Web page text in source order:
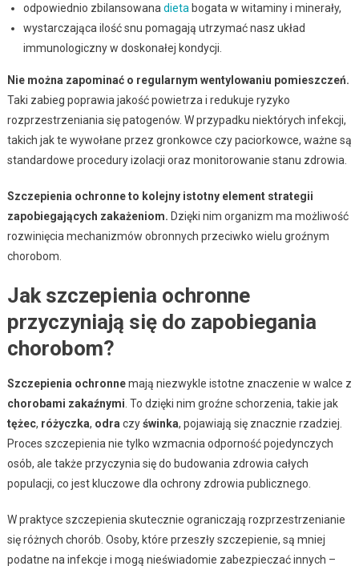
odpowiednio zbilansowana dieta bogata w witaminy i minerały,
wystarczająca ilość snu pomagają utrzymać nasz układ
immunologiczny w doskonałej kondycji.
Nie można zapominać o regularnym wentylowaniu pomieszczeń.
Taki zabieg poprawia jakość powietrza i redukuje ryzyko
rozprzestrzeniania się patogenów. W przypadku niektórych infekcji,
takich jak te wywołane przez gronkowce czy paciorkowce, ważne są
standardowe procedury izolacji oraz monitorowanie stanu zdrowia.
Szczepienia ochronne to kolejny istotny element strategii
zapobiegających zakażeniom. Dzięki nim organizm ma możliwość
rozwinięcia mechanizmów obronnych przeciwko wielu groźnym
chorobom.
Jak szczepienia ochronne
przyczyniają się do zapobiegania
chorobom?
Szczepienia ochronnemają niezwykle istotne znaczenie w walce z
chorobami zakaźnymi . To dzięki nim groźne schorzenia, takie jak
tężec, różyczka, odra czyświnka, pojawiają się znacznie rzadziej.
Proces szczepienia nie tylko wzmacnia odporność pojedynczych
osób, ale także przyczynia się do budowania zdrowia całych
populacji, co jest kluczowe dla ochrony zdrowia publicznego.
W praktyce szczepienia skutecznie ograniczają rozprzestrzenianie
się różnych chorób. Osoby, które przeszły szczepienie, są mniej
podatne na infekcje i mogą nieświadomie zabezpieczać innych –